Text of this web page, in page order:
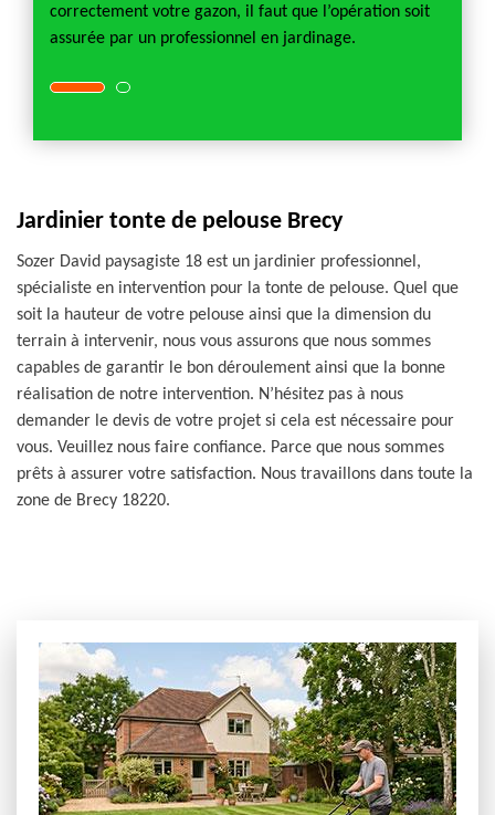
correctement votre gazon, il faut que l’opération soit
assurée par un professionnel en jardinage.
Jardinier tonte de pelouse Brecy
Sozer David paysagiste 18 est un jardinier professionnel,
spécialiste en intervention pour la tonte de pelouse. Quel que
soit la hauteur de votre pelouse ainsi que la dimension du
terrain à intervenir, nous vous assurons que nous sommes
capables de garantir le bon déroulement ainsi que la bonne
réalisation de notre intervention. N’hésitez pas à nous
demander le devis de votre projet si cela est nécessaire pour
vous. Veuillez nous faire confiance. Parce que nous sommes
prêts à assurer votre satisfaction. Nous travaillons dans toute la
zone de Brecy 18220.